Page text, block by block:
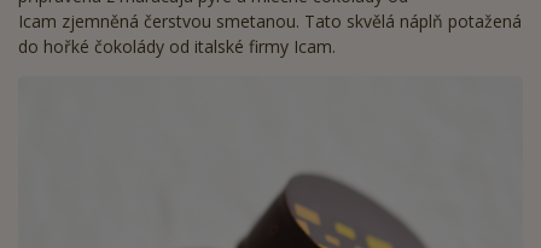
Icam zjemněná čerstvou smetanou. Tato skvělá náplň potažená
do hořké čokolády od italské firmy Icam.